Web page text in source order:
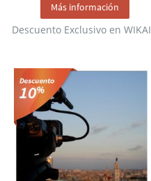
Descuento Exclusivo en WIKAI
Más información